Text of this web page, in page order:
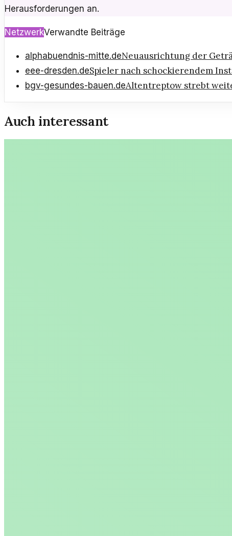
Herausforderungen an.
NetzwerkVerwandte Beiträge
alphabuendnis-mitte.deNeuausrichtung der
eee-dresden.deSpieler nach schockierendem
bgv-gesundes-bauen.deAltentreptow strebt
Auch interessant